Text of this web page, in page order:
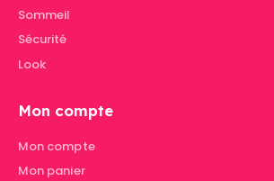
Sommeil
Sécurité
Look
Mon compte
Mon compte
Mon panier